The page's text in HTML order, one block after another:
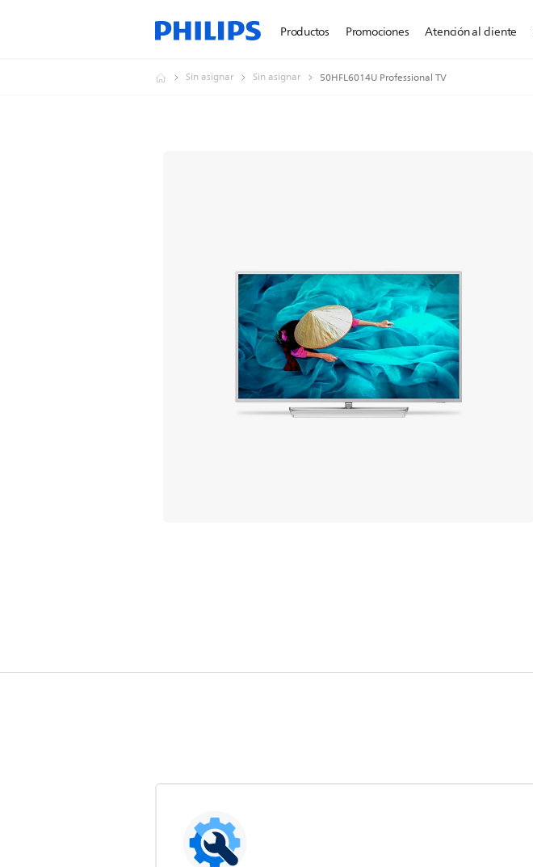
Productos Promociones Atención al cliente
Sin asignar Sin asignar 50HFL6014U Professional TV